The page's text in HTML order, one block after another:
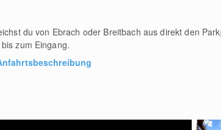
du von Ebrach oder Breitbach aus direkt den
zum Eingang.